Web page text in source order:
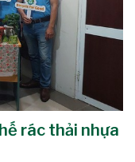
rác thải nhựa